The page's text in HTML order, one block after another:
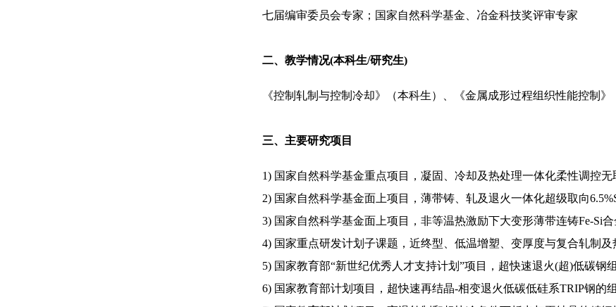
七届编审委员会专家；国家自然科学基金、冶金科技奖评审专家
二、教学情况(本科生/研究生)
《控制轧制与控制冷却》（本科生）、《金属成形过程组织性能控制》
三、主要研究项目
1) 国家自然科学基金重点项目，凝固、冷却及热处理一体化柔性调控
2) 国家自然科学基金面上项目，薄带铸、轧及退火一体化超级取向
3) 国家自然科学基金面上项目，非等温热激励下大变形薄带连铸Fe-Si
4) 国家重点研发计划子课题，近终型、低温增塑、变厚度与复合轧制及
5) 国家教育部“新世纪优秀人才支持计划”项目，超快速退火(超)低碳钢
6) 国家教育部计划项目，超快速再结晶-相变退火低碳低硅系TRIP钢的